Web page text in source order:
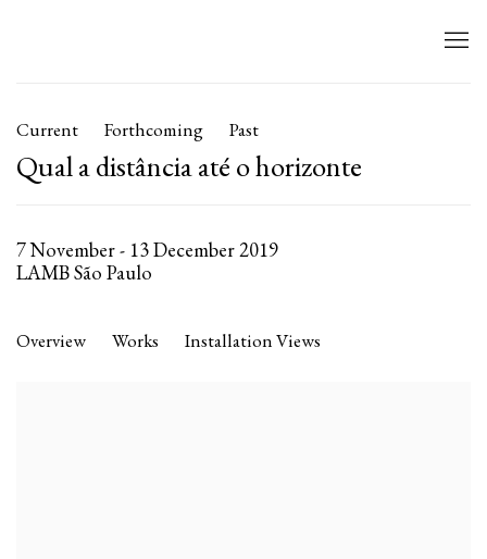
Current Forthcoming Past
Qual a distância até o horizonte
7 November - 13 December 2019
LAMB São Paulo
Overview Works Installation Views